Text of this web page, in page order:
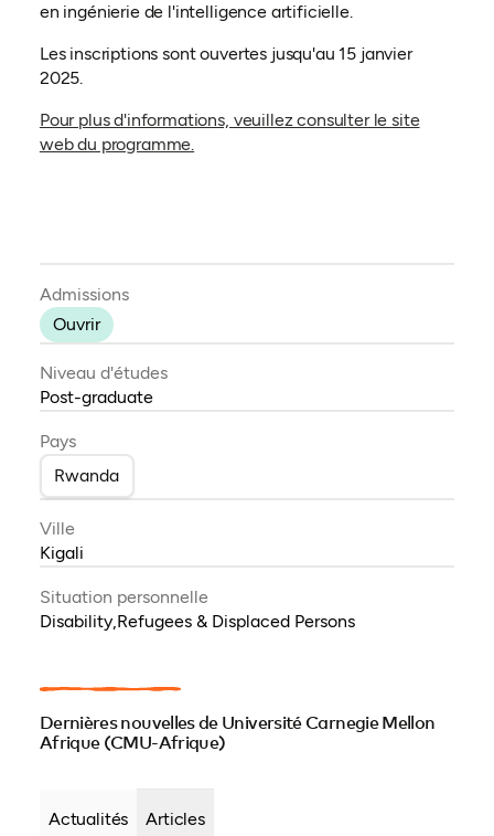
en ingénierie de l'intelligence artificielle.
Les inscriptions sont ouvertes jusqu'au 15 janvier
2025.
Pour plus d'informations, veuillez consulter le site
web du programme.
Admissions
Ouvrir
Niveau d'études
Post-graduate
Pays
Rwanda
Ville
Kigali
Situation personnelle
Disability,Refugees & Displaced Persons
Dernières nouvelles de Université Carnegie Mellon
Afrique (CMU-Afrique)
Actualités Articles